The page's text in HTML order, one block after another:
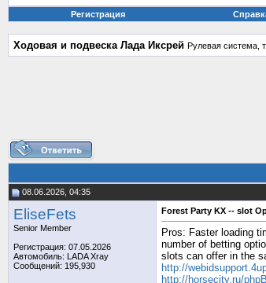
Регистрация
Ходовая и подвеска Лада Иксрей Рулевая система,
08.06.2026, 04:35
EliseFets
Senior Member
Регистрация: 07.05.2026
Автомобиль: LADA Xray
Сообщений: 195,930
Forest Party KX -- slot
Pros: Faster loading
number of betting
slots can offer in the
http://
http://horsecity.ru/